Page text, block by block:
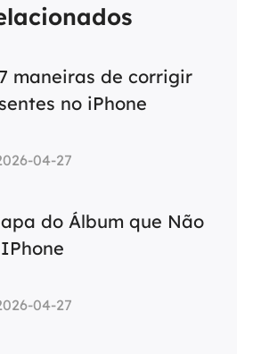
maneiras de corrigir
no iPhone
04-27
do Álbum que Não
04-27